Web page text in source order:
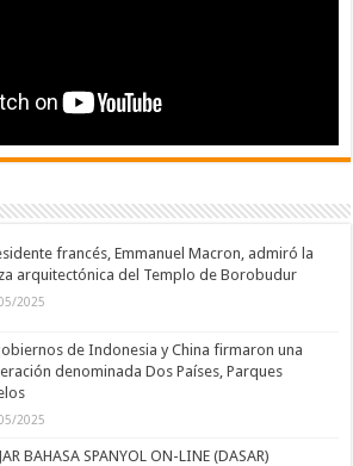
francés, Emmanuel Macron, admiró la
arquitectónica del Templo de Borobudur
2025
de Indonesia y China firmaron una
denominada Dos Países, Parques
2025
BAHASA SPANYOL ON-LINE (DASAR)